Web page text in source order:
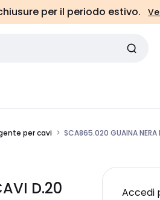
per il periodo estivo.
per cavi SCA865.020 GUAINA NERA
D.20 Accedi